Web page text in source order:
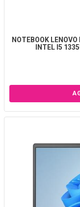
NOTEBOOK
INTEL I5